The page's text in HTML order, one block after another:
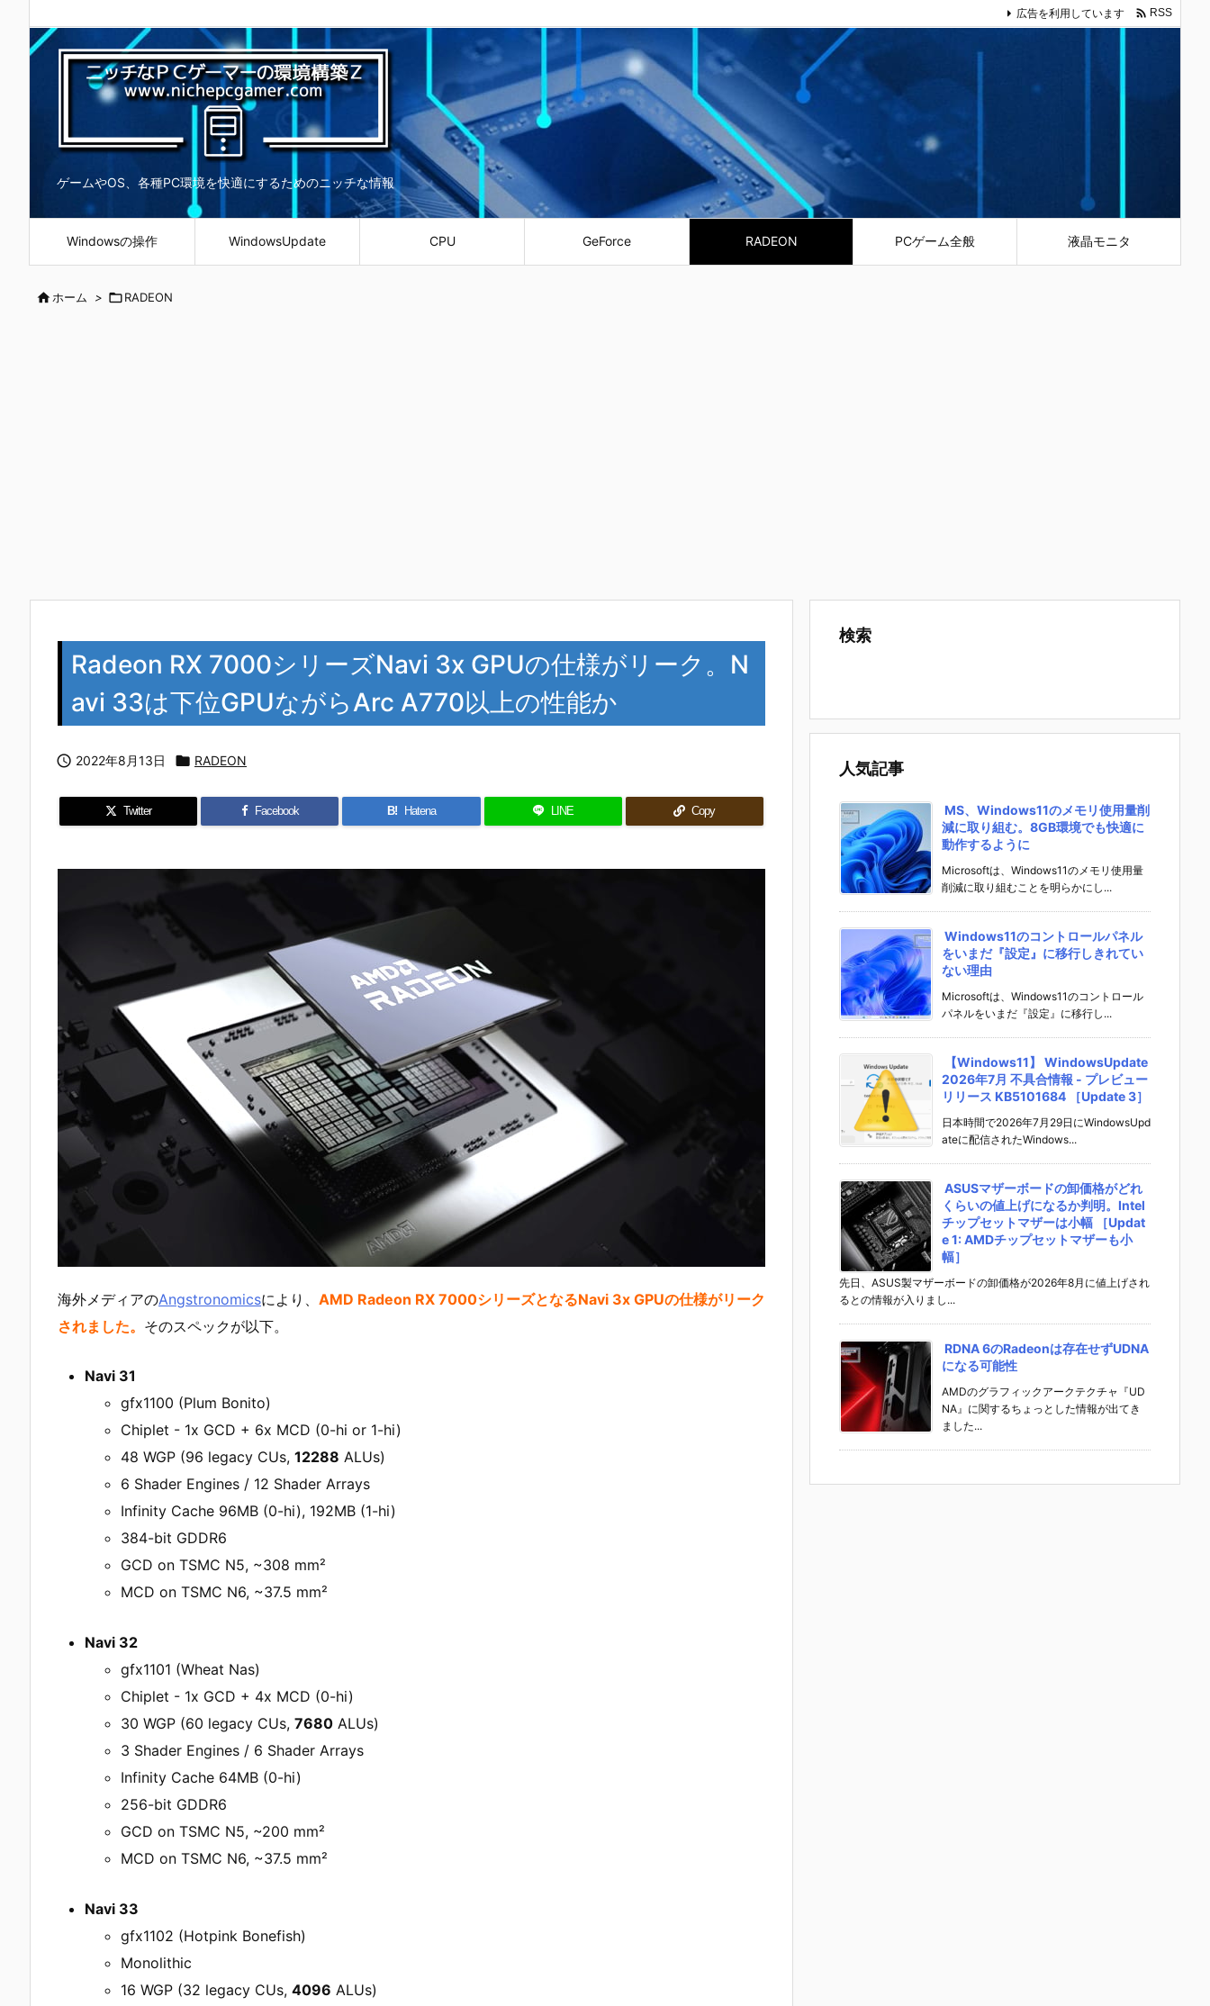
ゲームやOS、各種PC環境を快適にするためのニッチな情報
Windowsの操作 WindowsUpdate CPU GeForce RADEON PCゲーム全般 液晶モニタ
広告を利用しています  RSS
ホーム > RADEON
Radeon RX 7000シリーズNavi 3x GPUの仕様がリーク。N
avi 33は下位GPUながらArc A770以上の性能か
 2022年8月13日  RADEON
Twitter Facebook B! Hatena LINE Copy
海外メディアのAngstronomicsにより、 AMD Radeon RX 7000シリーズとなるNavi 3x GPUの仕様がリーク
されました。 そのスペックが以下。
Navi 31
gfx1100 (Plum Bonito)
Chiplet - 1x GCD + 6x MCD (0-hi or 1-hi)
48 WGP (96 legacy CUs, 12288 ALUs)
6 Shader Engines / 12 Shader Arrays
Infinity Cache 96MB (0-hi), 192MB (1-hi)
384-bit GDDR6
GCD on TSMC N5, ~308 mm²
MCD on TSMC N6, ~37.5 mm²
Navi 32
gfx1101 (Wheat Nas)
Chiplet - 1x GCD + 4x MCD (0-hi)
30 WGP (60 legacy CUs, 7680ALUs)
3 Shader Engines / 6 Shader Arrays
Infinity Cache 64MB (0-hi)
256-bit GDDR6
GCD on TSMC N5, ~200 mm²
MCD on TSMC N6, ~37.5 mm²
Navi 33
gfx1102 (Hotpink Bonefish)
Monolithic
16 WGP (32 legacy CUs, 4096 ALUs)
検索
人気記事
MS、Windows11のメモリ使用量削
減に取り組む。8GB環境でも快適に
動作するように
Microsoftは、Windows11のメモリ使用量
削減に取り組むことを明らかにし...
Windows11のコントロールパネル
をいまだ『設定』に移行しきれてい
ない理由
Microsoftは、Windows11のコントロール
パネルをいまだ『設定』に移行し...
【Windows11】 WindowsUpdate
2026年7月 不具合情報 - プレビュー
リリース KB5101684 ［Update 3］
日本時間で2026年7月29日にWindowsUpd
ateに配信されたWindows...
ASUSマザーボードの卸価格がどれ
くらいの値上げになるか判明。Intel
チップセットマザーは小幅 ［Updat
e 1: AMDチップセットマザーも小
幅］
先日、ASUS製マザーボードの卸価格が2026年8月に値上げされ
るとの情報が入りまし...
RDNA 6のRadeonは存在せずUDNA
になる可能性
AMDのグラフィックアークテクチャ『UD
NA』に関するちょっとした情報が出てき
ました...